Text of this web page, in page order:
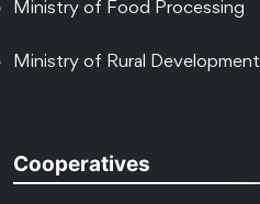
Ministry of Food Processing
Ministry of Rural Development
Cooperatives